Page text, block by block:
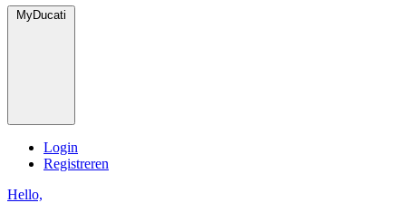
MyDucati
Login
Registreren
Hello,